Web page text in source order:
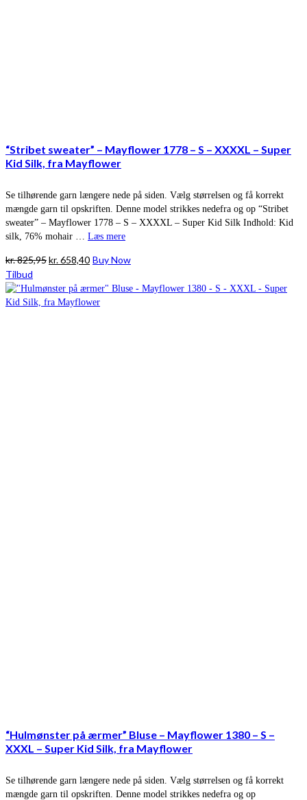
“Stribet sweater” – Mayflower 1778 – S – XXXXL – Super
Kid Silk, fra Mayflower
Se tilhørende garn længere nede på siden. Vælg størrelsen og få korrekt
mængde garn til opskriften. Denne model strikkes nedefra og op “Stribet
sweater” – Mayflower 1778 – S – XXXXL – Super Kid Silk Indhold: Kid
silk, 76% mohair … Læs mere
kr.825,95Den
pris
var:
kr.658,40Den
pris
er:
Buy Now
Tilbud
“Hulmønster på ærmer” Bluse – Mayflower 1380 – S –
XXXL – Super Kid Silk, fra Mayflower
Se tilhørende garn længere nede på siden. Vælg størrelsen og få korrekt
mængde garn til opskriften. Denne model strikkes nedefra og op